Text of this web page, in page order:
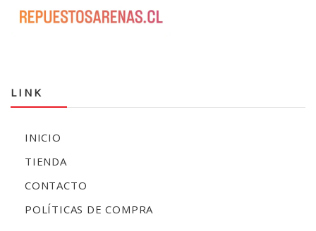
LINK
INICIO
TIENDA
CONTACTO
POLÍTICAS DE COMPRA